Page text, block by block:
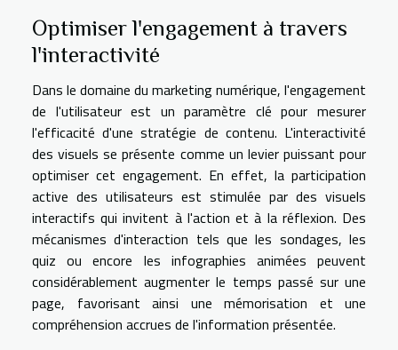
Optimiser l'engagement à travers
l'interactivité
Dans le domaine du marketing numérique, l'engagement
de l'utilisateur est un paramètre clé pour mesurer
l'efficacité d'une stratégie de contenu. L'interactivité
des visuels se présente comme un levier puissant pour
optimiser cet engagement. En effet, la participation
active des utilisateurs est stimulée par des visuels
interactifs qui invitent à l'action et à la réflexion. Des
mécanismes d'interaction tels que les sondages, les
quiz ou encore les infographies animées peuvent
considérablement augmenter le temps passé sur une
page, favorisant ainsi une mémorisation et une
compréhension accrues de l'information présentée.